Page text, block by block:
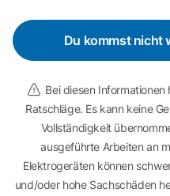
Du kommst nicht
Bei diesen
Ratschläge. Es kann keine
Vollständigkeit
ausgeführte Arbeiten an
Elektrogeräten können
und/oder hohe Sachschäden